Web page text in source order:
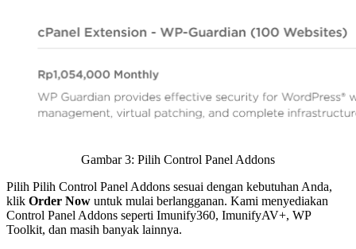
Gambar 3: Pilih Control Panel Addons
Pilih Pilih Control Panel Addons sesuai dengan kebutuhan Anda,
klik Order Now untuk mulai berlangganan. Kami menyediakan
Control Panel Addons seperti Imunify360, ImunifyAV+, WP
Toolkit, dan masih banyak lainnya.